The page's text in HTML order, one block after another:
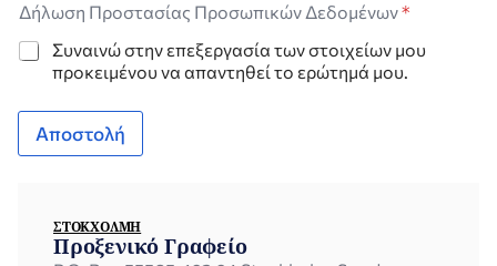
ή
λ
ω
Δήλωση Προστασίας Προσωπικών Δεδομένων*
Συναινώ στην επεξεργασία των στοιχείων μου
προκειμένου να απαντηθεί το ερώτημά μου.
Αποστολή
ΣΤΟΚΧΌΛΜΗ
Προξενικό Γραφείο